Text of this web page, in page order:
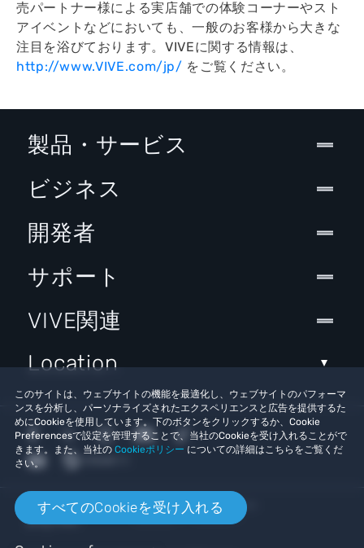
売パートナー様による実店舗での体験コーナーやスト
アイベントなどにおいても、一般のお客様から大きな
注目を浴びております。VIVEに関する情報は、
http://www.VIVE.com/jp/ をご覧ください。
このサイトは、ウェブサイトの機能を最適化し、ウェブサイトのパフォーマ
ンスを分析し、パーソナライズされたエクスペリエンスと広告を提供するた
めにCookieを使用しています。下のボタンをクリックするか、Cookie
Preferencesで設定を管理することで、当社のCookieを受け入れることがで
きます。また、当社の Cookieポリシー についての詳細はこちらをご覧くだ
さい。
すべてのCookieを受け入れる
製品・サービス
ビジネス
開発者
サポート
VIVE関連
Location
© 2011-2026 HTC Corporation
法的情報
Cookies